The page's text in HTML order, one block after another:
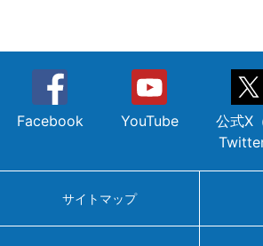
Facebook YouTube
公式X
Twitter
サイトマップ